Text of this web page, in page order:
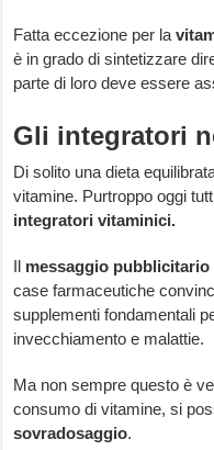
Fatta eccezione per la
è in grado di sintetizzare
parte di loro deve essere
Gli integratori
Di solito una dieta
vitamine. Purtroppo oggi
integratori vitaminici.
Il messaggio pubblicitario
case farmaceutiche
supplementi fondamentali
invecchiamento e malattie.
Ma non sempre questo è
consumo di vitamine, si
sovradosaggio.